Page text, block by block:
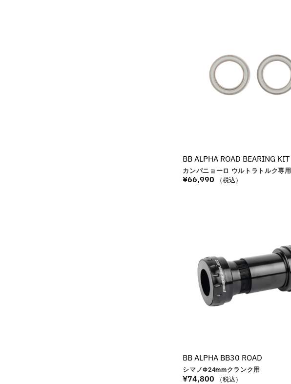
BB ALPHA ROAD BEARING KIT
カンパニョーロ ウルトラトルク専用
¥66,990 （税込）
BB ALPHA BB30 ROAD
シマノΦ24mmクランク用
¥74,800 （税込）